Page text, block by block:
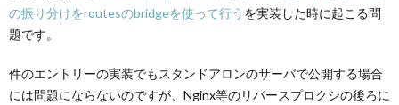
の振り分けをroutesのbridgeを使って行う を実装した時に起こる問
題です。
件のエントリーの実装でもスタンドアロンのサーバで公開する場合
には問題にならないのですが、Nginx等のリバースプロクシの後ろに